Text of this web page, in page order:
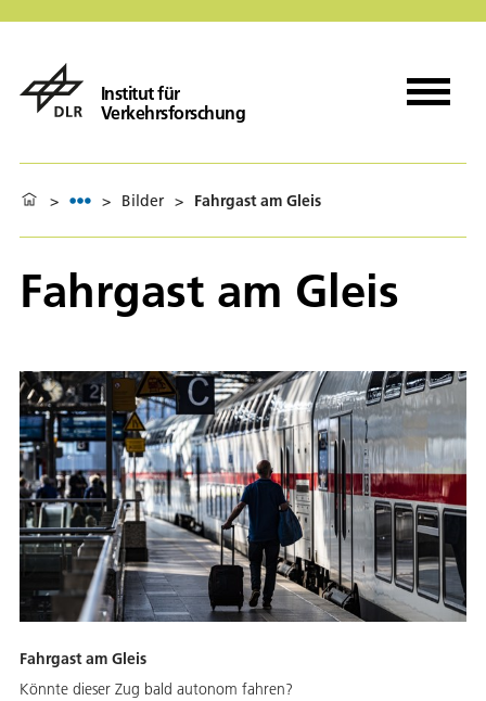
Institut für
Verkehrsforschung
> > Bilder > Fahrgast am Gleis
Fahrgast am Gleis
Fahrgast am Gleis
Könnte dieser Zug bald autonom fahren?